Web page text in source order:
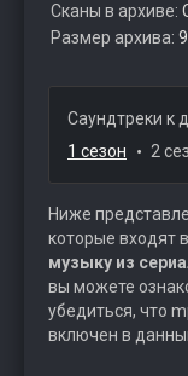
Сканы в архиве:
Размер архива:
Саундтреки к
1 сезон
2
Ниже
которые входят
музыку из
вы можете
убедиться, что
включен в